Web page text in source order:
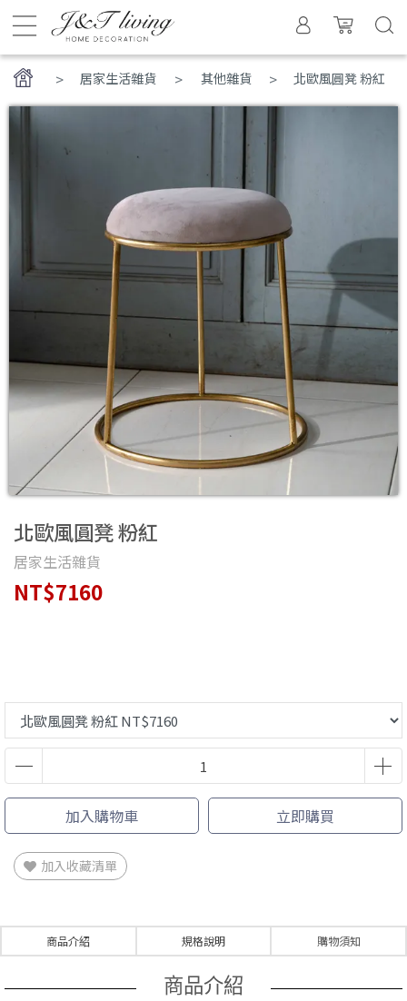
居家生活雜貨 > 其他雜貨 北歐風圓凳 粉紅
北歐風圓凳 粉紅
居家生活雜貨
NT$7160
加入購物車 立即購買
加入收藏清單
商品介紹 規格說明 購物須知
商品介紹